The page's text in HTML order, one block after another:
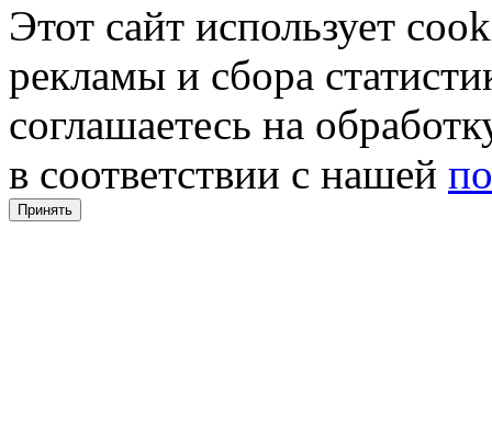
Этот сайт использует
рекламы и сбора
соглашаетесь на
в соответствии с нашей
Принять